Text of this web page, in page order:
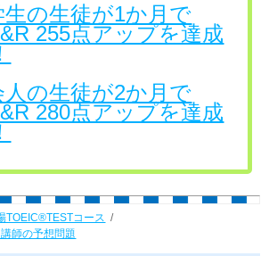
生の生徒が1か月で
255点アップを達成
人の生徒が2か月で
280点アップを達成
TOEIC®TESTコース
師の予想問題